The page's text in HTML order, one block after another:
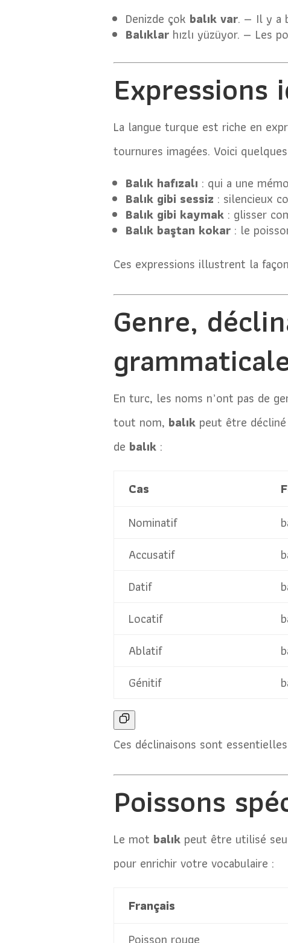
Denizde çok balık var. — Il y a
Balıklar hızlı yüzüyor. — Les
Expressions
La langue turque est riche en
tournures imagées. Voici
Balık hafızalı : qui a une
Balık gibi sessiz : silencieux
Balık gibi kaymak : glisser
Balık baştan kokar : le
Ces expressions illustrent la
Genre,
En turc, les noms n’ont pas de
tout nom, balık peut être
de balık :
Cas
Nominatif
Accusatif
Datif
Locatif
Ablatif
Génitif
Ces déclinaisons sont
Poissons
Le mot balık peut être utilisé
pour enrichir votre vocabulaire :
Français